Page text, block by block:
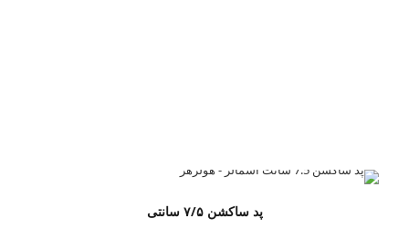
پد ساکشن ۷/۵ سانتی